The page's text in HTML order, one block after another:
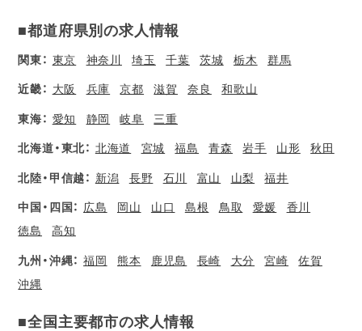
■都道府県別の求人情報
関東： 東京 神奈川 埼玉 千葉 茨城 栃木 群馬
近畿： 大阪 兵庫 京都 滋賀 奈良 和歌山
東海： 愛知 静岡 岐阜 三重
北海道・東北： 北海道 宮城 福島 青森 岩手 山形 秋田
北陸・甲信越： 新潟 長野 石川 富山 山梨 福井
中国・四国： 広島 岡山 山口 島根 鳥取 愛媛
香川
徳島
高知
九州・沖縄： 福岡 熊本 鹿児島 長崎 大分 宮崎
佐賀
沖縄
■全国主要都市の求人情報